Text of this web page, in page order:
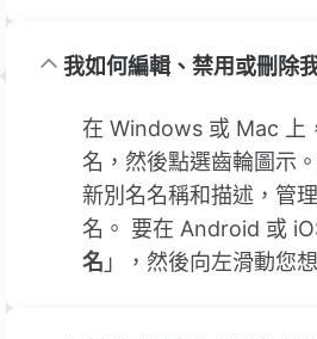
我如何編輯、禁用或刪除
在 Windows 或 Mac 上
名，然後點選齒輪圖示
新別名名稱和描述，管
名。 要在 Android 或
名 」，然後向左滑動您